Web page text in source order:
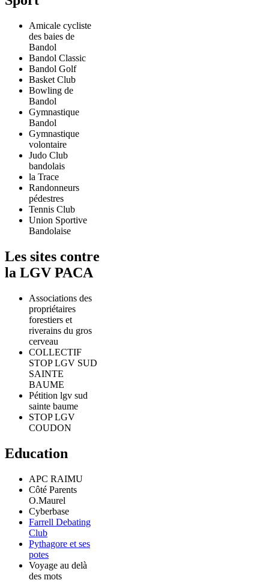
Amicale cycliste
des baies de
Bandol
Bandol Classic
Bandol Golf
Basket Club
Bowling de
Bandol
Gymnastique
Bandol
Gymnastique
volontaire
Judo Club
bandolais
la Trace
Randonneurs
pédestres
Tennis Club
Union Sportive
Bandolaise
Les sites contre
la LGV PACA
Associations des
propriétaires
forestiers et
riverains du gros
cerveau
COLLECTIF
STOP LGV SUD
SAINTE
BAUME
Pétition lgv sud
sainte baume
STOP LGV
COUDON
Education
APC RAIMU
Côté Parents
O.Maurel
Cyberbase
Farrell Debating
Club
Pythagore et ses
potes
Voyage au delà
des mots